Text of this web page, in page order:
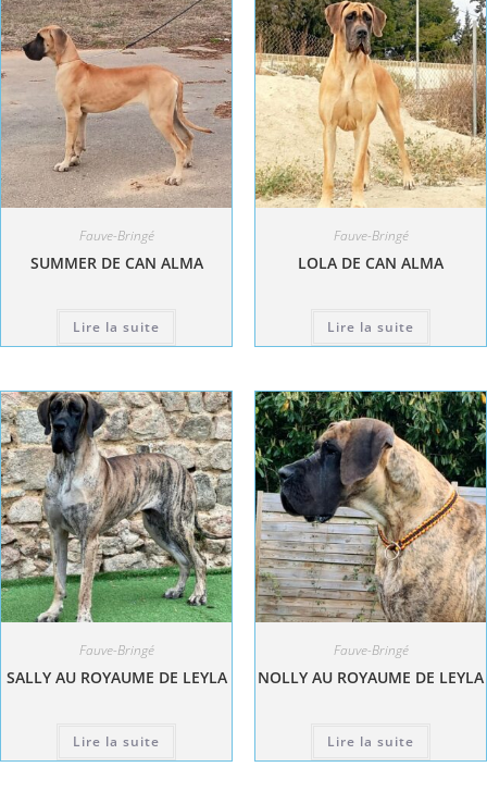
Fauve-Bringé
SUMMER DE CAN ALMA
Lire la suite
Fauve-Bringé
LOLA DE CAN ALMA
Lire la suite
Fauve-Bringé
SALLY AU ROYAUME DE LEYLA
Lire la suite
Fauve-Bringé
NOLLY AU ROYAUME DE LEYLA
Lire la suite